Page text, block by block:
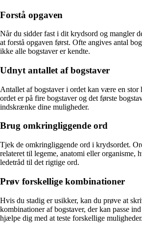
Forstå opgaven
Når du sidder fast i dit krydsord og mangler
at forstå opgaven først. Ofte angives antal
ikke alle bogstaver er kendte.
Udnyt antallet af bogstaver
Antallet af bogstaver i ordet kan være en
ordet er på fire bogstaver og det første
indskrænke dine muligheder.
Brug omkringliggende ord
Tjek de omkringliggende ord i krydsordet.
relateret til legeme, anatomi eller organisme,
ledetråd til det rigtige ord.
Prøv forskellige kombinationer
Hvis du stadig er usikker, kan du prøve at
kombinationer af bogstaver, der kan passe
hjælpe dig med at teste forskellige muligheder.